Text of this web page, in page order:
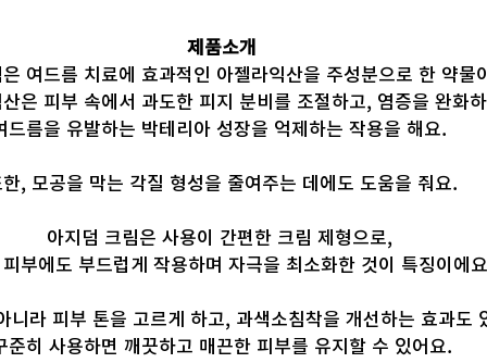
제품소개
여드름 치료에 효과적인 아젤라익산을 주성분으로 한 약물
산은 피부 속에서 과도한 피지 분비를 조절하고, 염증을 완화
드름을 유발하는 박테리아 성장을 억제하는 작용을 해요.
한, 모공을 막는 각질 형성을 줄여주는 데에도 도움을 줘요.
아지덤 크림은 사용이 간편한 크림 제형으로,
피부에도 부드럽게 작용하며 자극을 최소화한 것이 특징이에
니라 피부 톤을 고르게 하고, 과색소침착을 개선하는 효과도
준히 사용하면 깨끗하고 매끈한 피부를 유지할 수 있어요.